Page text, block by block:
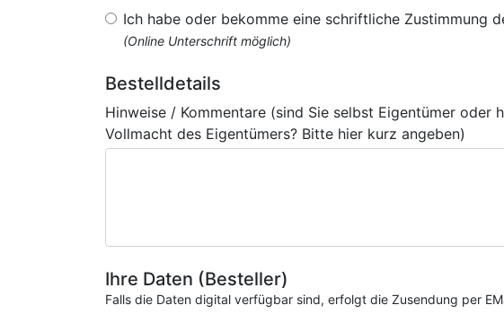
Ich habe oder bekomme eine schriftliche Zustimmung
(Online Unterschrift möglich)
Bestelldetails
Hinweise / Kommentare (sind Sie selbst Eigentümer oder
Vollmacht des Eigentümers? Bitte hier kurz angeben)
Ihre Daten (Besteller)
Falls die Daten digital verfügbar sind, erfolgt die Zusendung per